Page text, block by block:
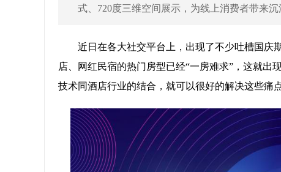
式、720度三维空间展示，为线上消费者带来
近日在各大社交平台上，出现了不少吐槽国庆
店、网红民宿的热门房型已经“一房难求”，这就出
技术同酒店行业的结合，就可以很好的解决这些痛